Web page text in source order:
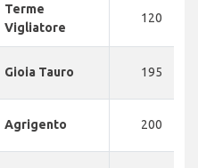
Terme
Vigliatore
120
Gioia Tauro 195
Agrigento 200